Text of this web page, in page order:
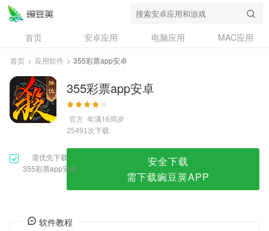
首页 安卓应用 电脑应用
MAC应用
资讯
专题
问答
首页 > 应用软件 > 355彩票app安卓
355彩票app安卓
官方 年满16周岁
25491次下载
需优先下载
355彩票app安卓
安全下载
需下载豌豆荚APP
软件教程